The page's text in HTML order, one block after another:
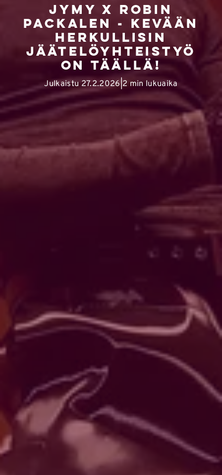
Jymy x Robin
Packalen - kevään
herkullisin
jäätelöyhteistyö
on täällä!
Julkaistu 27.2.2026 2 min lukuaika